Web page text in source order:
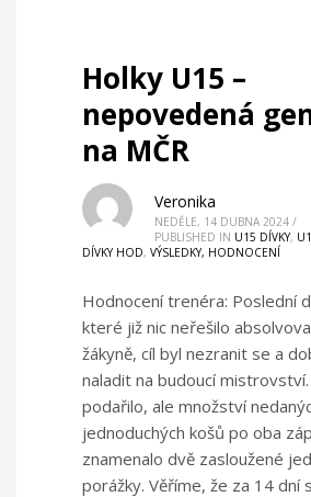
Holky U15 –
nepovedená
na MČR
Veronika
NEDĚLE, 14 DUBNA 2024 /
PUBLISHED IN U15 DÍVKY,
DÍVKY HOD, VÝSLEDKY, HODNOCENÍ
Hodnocení trenéra: Poslední
které již nic neřešilo
žákyně, cíl byl nezranit se a
naladit na budoucí
podařilo, ale množství
jednoduchých košů po oba
znamenalo dvě zasloužené
porážky. Věříme, že za 14 dní